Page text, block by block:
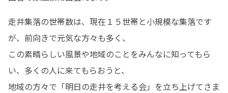
走井集落の世帯数は、現在１５世帯と小規模な集落です
が、前向きで元気な方々も多く、
この素晴らしい風景や地域のことをみんなに知ってもら
い、多くの人に来てもらおうと、
地域の方々で「明日の走井を考える会」を立ち上げてさま